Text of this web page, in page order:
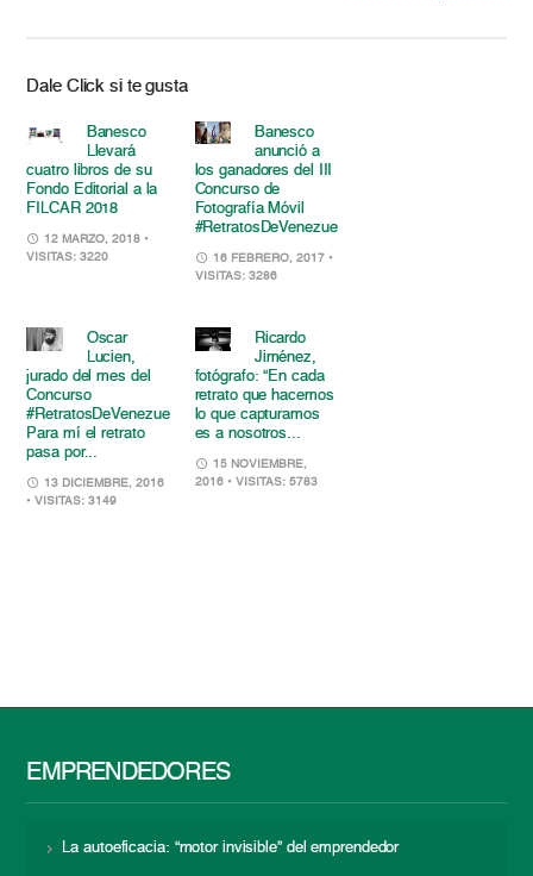
Dale Click si te gusta
Banesco
Llevará
cuatro libros de su
Fondo Editorial a la
FILCAR 2018
12 MARZO, 2018 •
VISITAS: 3220
Banesco
anunció a
los ganadores del III
Concurso de
Fotografía Móvil
#RetratosDeVenezuela
16 FEBRERO, 2017 •
VISITAS: 3286
Oscar
Lucien,
jurado del mes del
Concurso
#RetratosDeVenezuela:
Para mí el retrato
pasa por...
13 DICIEMBRE, 2016
• VISITAS: 3149
Ricardo
Jiménez,
fotógrafo: “En cada
retrato que hacemos
lo que capturamos
es a nosotros...
15 NOVIEMBRE,
2016 • VISITAS: 5783
EMPRENDEDORES
La autoeficacia: “motor invisible” del emprendedor